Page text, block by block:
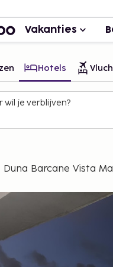
Vakanties
Hotels
wil je verblijven?
Duna Barcane Vista